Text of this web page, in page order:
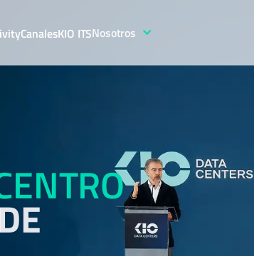
CanalesKIO ITSNosotros